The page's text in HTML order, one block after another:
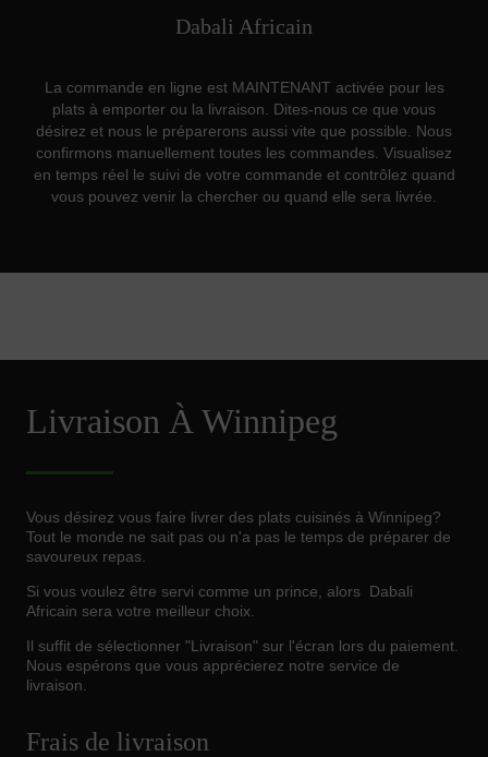
Dabali Africain
La commande en ligne est MAINTENANT activée pour les
plats à emporter ou la livraison. Dites-nous ce que vous
désirez et nous le préparerons aussi vite que possible. Nous
confirmons manuellement toutes les commandes. Visualisez
en temps réel le suivi de votre commande et contrôlez quand
vous pouvez venir la chercher ou quand elle sera livrée.
Livraison À Winnipeg
Vous désirez vous faire livrer des plats cuisinés à Winnipeg?
Tout le monde ne sait pas ou n'a pas le temps de préparer de
savoureux repas.
Si vous voulez être servi comme un prince, alors Dabali
Africain sera votre meilleur choix.
Il suffit de sélectionner "Livraison" sur l'écran lors du paiement.
Nous espérons que vous apprécierez notre service de
livraison.
Frais de livraison